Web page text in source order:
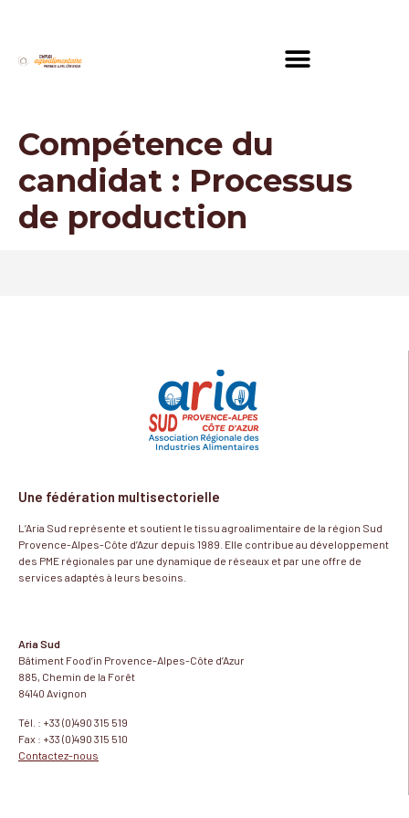
Compétence du
candidat : Processus
de production
Une fédération multisectorielle
L’Aria Sud représente et soutient le tissu agroalimentaire de la région Sud
Provence-Alpes-Côte d’Azur depuis 1989. Elle contribue au développement
des PME régionales par une dynamique de réseaux et par une offre de
services adaptés à leurs besoins.
Aria Sud
Bâtiment Food’in Provence-Alpes-Côte d’Azur
885, Chemin de la Forêt
84140 Avignon
Tél. : +33 (0)490 315 519
Fax : +33 (0)490 315 510
Contactez-nous